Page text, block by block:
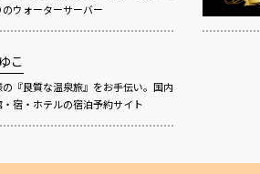
のウォーターサーバー
こ
の『良質な温泉旅』をお手伝い。国内
・宿・ホテルの宿泊予約サイト